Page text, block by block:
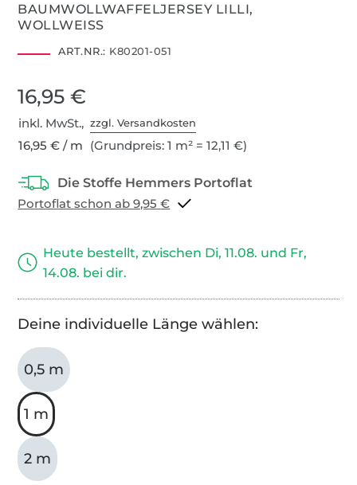
BAUMWOLLWAFFELJERSEY LILLI,
WOLLWEISS
ART.NR.: K80201-051
16,95 €
inkl. MwSt.,zzgl. Versandkosten
16,95 € / m (Grundpreis: 1 m² = 12,11 €)
Portoflat schon ab 9,95 €
Heute bestellt, zwischen Di, 11.08. und Fr,
14.08. bei dir.
Deine individuelle Länge wählen:
0,5 m
1 m
2 m